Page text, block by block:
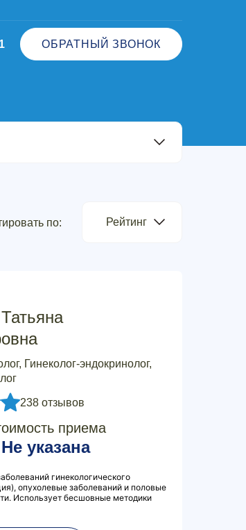
ОБРАТНЫЙ ЗВОНОК
по: Рейтинг
Гинеколог-эндокринолог,
238 отзывов
приема
Не указана
гинекологического
опухолевые заболеваний и половые
Использует бесшовные методики